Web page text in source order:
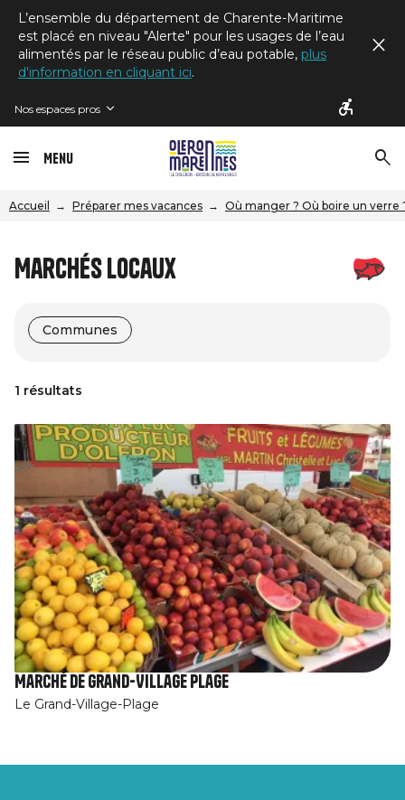
L’ensemble du département de Charente-Maritime
est placé en niveau "Alerte" pour les usages de l’eau
alimentés par le réseau public d’eau potable, plus
d'information en cliquant ici.
Nos espaces pros
Menu
Accueil Préparer mes vacances Où manger ? Où boire un verre
Marchés locaux
Communes
1 résultats
Marché de Grand-Village Plage
Le Grand-Village-Plage